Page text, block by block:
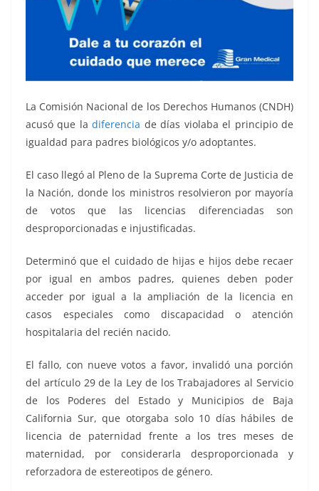
La Comisión Nacional de los Derechos Humanos (CNDH)
acusó que ladiferencia de días violaba el principio de
igualdad para padres biológicos y/o adoptantes.
El caso llegó al Pleno de la Suprema Corte de Justicia de
la Nación, donde los ministros resolvieron por mayoría
de votos que las licencias diferenciadas son
desproporcionadas e injustificadas.
Determinó que el cuidado de hijas e hijos debe recaer
por igual en ambos padres, quienes deben poder
acceder por igual a la ampliación de la licencia en
casos especiales como discapacidad o atención
hospitalaria del recién nacido.
El fallo, con nueve votos a favor, invalidó una porción
del artículo 29 de la Ley de los Trabajadores al Servicio
de los Poderes del Estado y Municipios de Baja
California Sur, que otorgaba solo 10 días hábiles de
licencia de paternidad frente a los tres meses de
maternidad, por considerarla desproporcionada y
reforzadora de estereotipos de género.